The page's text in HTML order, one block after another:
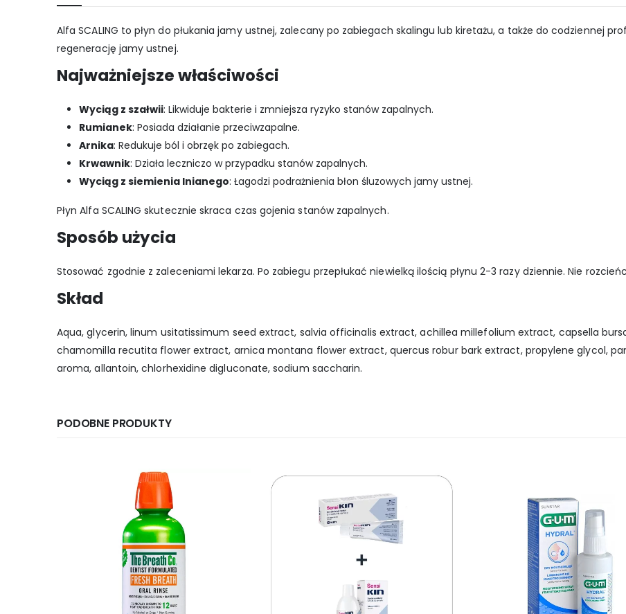
Alfa SCALING to płyn do płukania jamy ustnej, zalecany po zabiegach skalingu lub kiretażu, a także do codziennej
regenerację jamy ustnej.
Najważniejsze właściwości
Wyciąg z szałwii: Likwiduje bakterie i zmniejsza ryzyko stanów zapalnych.
Rumianek: Posiada działanie przeciwzapalne.
Arnika: Redukuje ból i obrzęk po zabiegach.
Krwawnik: Działa leczniczo w przypadku stanów zapalnych.
Wyciąg z siemienia lnianego: Łagodzi podrażnienia błon śluzowych jamy ustnej.
Płyn Alfa SCALING skutecznie skraca czas gojenia stanów zapalnych.
Sposób użycia
Stosować zgodnie z zaleceniami lekarza. Po zabiegu przepłukać niewielką ilością płynu 2-3 razy dziennie. Nie
Skład
Aqua, glycerin, linum usitatissimum seed extract, salvia officinalis extract, achillea millefolium extract, capsella
chamomilla recutita flower extract, arnica montana flower extract, quercus robur bark extract, propylene glycol,
aroma, allantoin, chlorhexidine digluconate, sodium saccharin.
PODOBNE PRODUKTY